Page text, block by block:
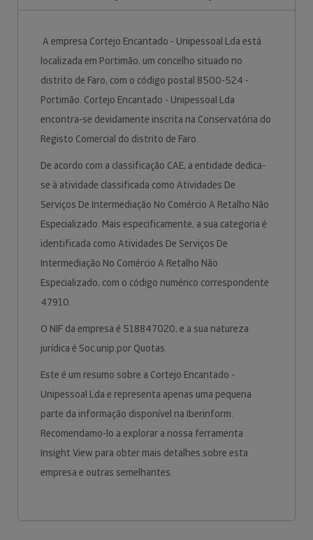
A empresa Cortejo Encantado - Unipessoal Lda está
localizada em Portimão, um concelho situado no
distrito de Faro, com o código postal 8500-524 -
Portimão. Cortejo Encantado - Unipessoal Lda
encontra-se devidamente inscrita na Conservatória do
Registo Comercial do distrito de Faro.
De acordo com a classificação CAE, a entidade dedica-
se à atividade classificada como Atividades De
Serviços De Intermediação No Comércio A Retalho Não
Especializado. Mais especificamente, a sua categoria é
identificada como Atividades De Serviços De
Intermediação No Comércio A Retalho Não
Especializado, com o código numérico correspondente
47910.
O NIF da empresa é 518847020, e a sua natureza
jurídica é Soc.unip.por Quotas.
Este é um resumo sobre a Cortejo Encantado -
Unipessoal Lda e representa apenas uma pequena
parte da informação disponível na Iberinform.
Recomendamo-lo a explorar a nossa ferramenta
Insight View para obter mais detalhes sobre esta
empresa e outras semelhantes.